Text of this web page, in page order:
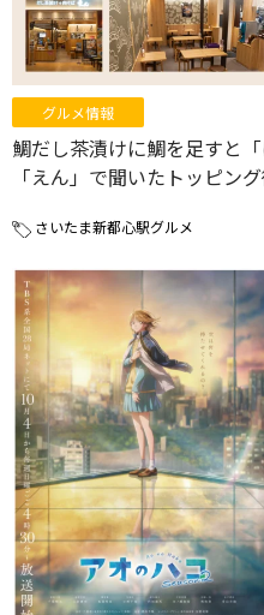
グルメ情報
鯛だし茶漬けに鯛を足すと
「えん」で聞いたトッピン
さいたま新都心駅グルメ